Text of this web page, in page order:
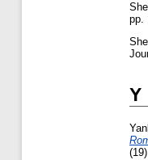
pp.
Y